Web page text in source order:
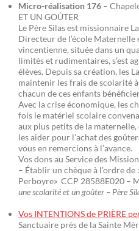
Micro-réalisation 176 –
ET UN GOÛTER
Le Père Silas est missionnaire
Directeur de l’école
vincentienne, située dans un
limités et rudimentaires, s’est
élèves. Depuis sa création, les
maintenir les frais de scolarité
chacun de ces enfants
Avec la crise économique, les
fois le matériel scolaire
aux plus petits de la
les aider pour l’achat des
vous en remercions à l’avance.
Vos dons au Service des
– Établir un chèque à l’ordre
Perboyre» CCP 28588E020 –
une scolarité et un goûter – Père
Vos INTENTIONS de PRIÈRE
Sanctuaire près de la Sainte